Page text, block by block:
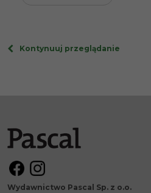
Kontynuuj przeglądanie
Wydawnictwo Pascal Sp. z o.o.